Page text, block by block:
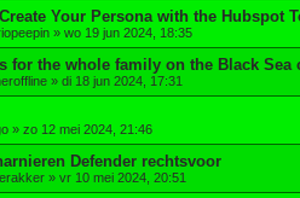
Your Persona with the Hubspot
» wo 19 jun 2024, 18:35
for the whole family on the Black Sea
» di 18 jun 2024, 17:31
» zo 12 mei 2024, 21:46
Defender rechtsvoor
» vr 10 mei 2024, 20:51